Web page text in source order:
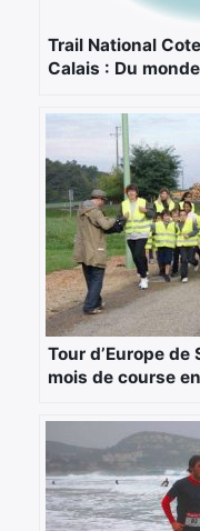
Trail National
Calais : Du
Tour d’Europe de
mois de course